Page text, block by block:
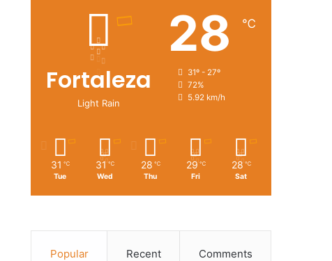
Fortaleza
Light Rain
28 ℃
31º - 27º
72%
5.92 km/h
31 ℃
Tue
31 ℃
Wed
28 ℃
Thu
29 ℃
Fri
28 ℃
Sat
Popular Recent Comments